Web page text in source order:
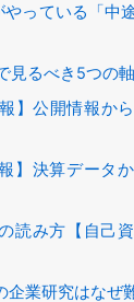
っている「中
見るべき5つの軸
報】公開情報か
報】決算データ
読み方【自己
企業研究はなぜ